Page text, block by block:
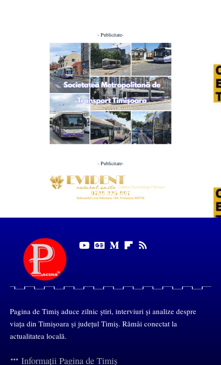
- Publicitate-
- Publicitate-
Pagina de Timiș aduce zilnic știri, interviuri și analize despre
viața din Timișoara și județul Timiș. Rămâi conectat la
actualitatea locală.
Informații Pagina de Timiș